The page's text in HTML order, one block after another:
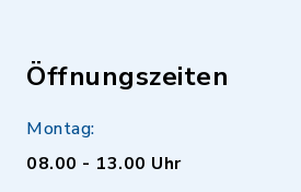
Öffnungszeiten
Montag:
08.00 - 13.00 Uhr